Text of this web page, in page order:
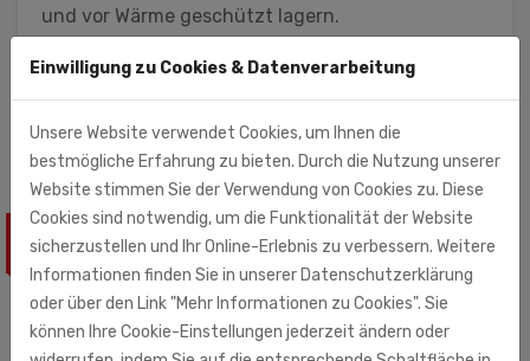
und vor Wärme geschützt lagern.
SLCO GmbH & Co.KG
95512 Neudrossenfeld
ÄHNLICHE PRODUKTE
Einwilligung zu Cookies & Datenverarbeitung
Unsere Website verwendet Cookies, um Ihnen die
bestmögliche Erfahrung zu bieten. Durch die Nutzung unserer
Website stimmen Sie der Verwendung von Cookies zu. Diese
Cookies sind notwendig, um die Funktionalität der Website
sicherzustellen und Ihr Online-Erlebnis zu verbessern. Weitere
Informationen finden Sie in unserer Datenschutzerklärung
oder über den Link "Mehr Informationen zu Cookies". Sie
können Ihre Cookie-Einstellungen jederzeit ändern oder